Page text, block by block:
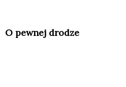
O pewnej drodze